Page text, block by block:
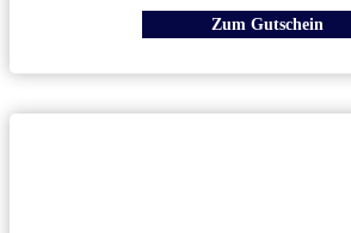
Zum Gutschein